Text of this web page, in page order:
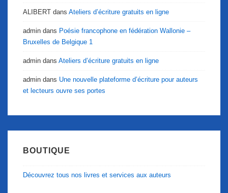
ALIBERT dans Ateliers d’écriture gratuits en ligne
admin dans Poésie francophone en fédération Wallonie –
Bruxelles de Belgique 1
admin dans Ateliers d’écriture gratuits en ligne
admin dans Une nouvelle plateforme d’écriture pour auteurs
et lecteurs ouvre ses portes
BOUTIQUE
Découvrez tous nos livres et services aux auteurs